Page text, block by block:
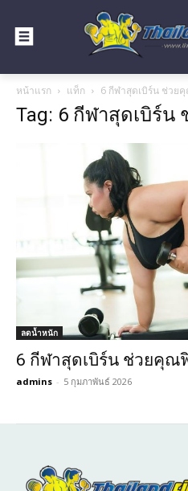
หน้าแรก แท็ก 6 กีฬาสุดเบิร์น ช่วย
Tag: 6 กีฬาสุดเบิร์
ลดน้ำหนัก
6 กีฬาสุดเบิร์น ช่วยคุ
admins - 5 กุมภาพันธ์ 2026